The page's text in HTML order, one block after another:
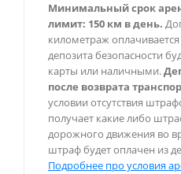
Шамони
Валь-д’Изер
Монако
Монте-Карло
Минимальный срок
лимит: 150 км в день.
километраж
депозита безопасности
карты или наличными.
после возврата
условии отсутствия
получает какие либо
дорожного движения во
штраф будет оплачен из
Подробнее про условия